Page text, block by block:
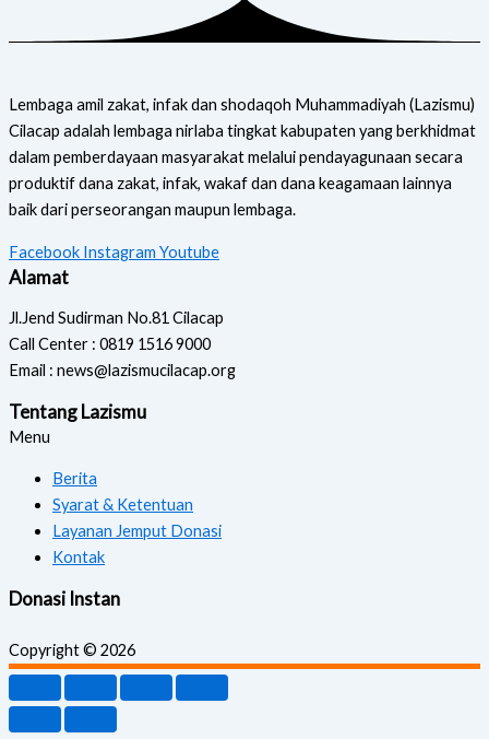
Lembaga amil zakat, infak dan shodaqoh Muhammadiyah (Lazismu)
Cilacap adalah lembaga nirlaba tingkat kabupaten yang berkhidmat
dalam pemberdayaan masyarakat melalui pendayagunaan secara
produktif dana zakat, infak, wakaf dan dana keagamaan lainnya
baik dari perseorangan maupun lembaga.
Facebook Instagram Youtube
Alamat
Jl.Jend Sudirman No.81 Cilacap
Call Center : 0819 1516 9000
Email : news@lazismucilacap.org
Tentang Lazismu
Menu
Berita
Syarat & Ketentuan
Layanan Jemput Donasi
Kontak
Donasi Instan
Copyright © 2026